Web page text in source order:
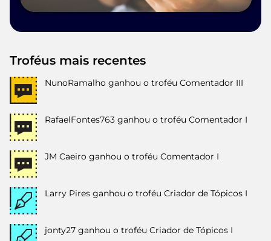
Troféus mais recentes
NunoRamalho ganhou o troféu Comentador III
RafaelFontes763 ganhou o troféu Comentador I
JM Caeiro ganhou o troféu Comentador I
Larry Pires ganhou o troféu Criador de Tópicos I
jonty27 ganhou o troféu Criador de Tópicos I